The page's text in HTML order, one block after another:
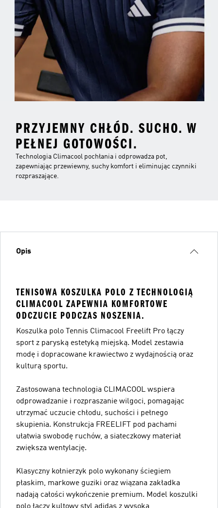
PRZYJEMNY CHŁÓD. SUCHO. W
PEŁNEJ GOTOWOŚCI.
Technologia Climacool pochłania i odprowadza pot,
zapewniając przewiewny, suchy komfort i eliminując czynniki
rozpraszające.
Opis
TENISOWA KOSZULKA POLO Z TECHNOLOGIĄ
CLIMACOOL ZAPEWNIA KOMFORTOWE
ODCZUCIE PODCZAS NOSZENIA.
Koszulka polo Tennis Climacool Freelift Pro łączy
sport z paryską estetyką miejską. Model zestawia
modę i dopracowane krawiectwo z wydajnością oraz
kulturą sportu.
Zastosowana technologia CLIMACOOL wspiera
odprowadzanie i rozpraszanie wilgoci, pomagając
utrzymać uczucie chłodu, suchości i pełnego
skupienia. Konstrukcja FREELIFT pod pachami
ułatwia swobodę ruchów, a siateczkowy materiał
zwiększa wentylację.
Klasyczny kołnierzyk polo wykonany ściegiem
płaskim, markowe guziki oraz wiązana zakładka
nadają całości wykończenie premium. Model koszulki